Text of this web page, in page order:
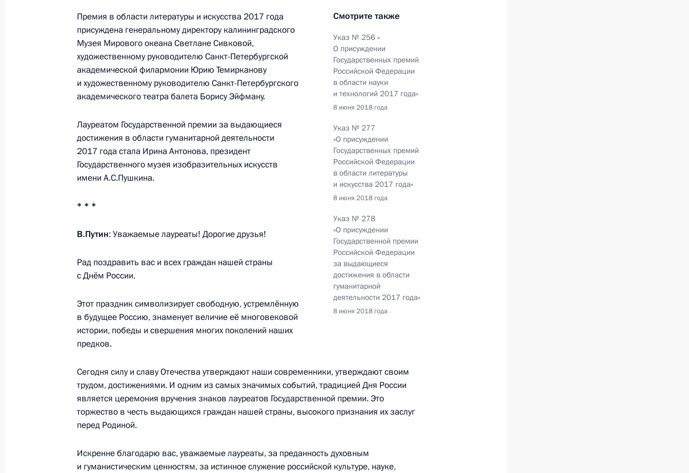
13 июля 2018 года, пятница
Заседание президиума Совета по межнациональным
отношениям
13 июля 2018 года, 17:00
Итоговое заседание рабочей группы по подготовке совместного
заседания Совета по развитию физкультуры и спорта
и наблюдательного совета оргкомитета «Россия-2018»
13 июля 2018 года, 15:30 Москва
5 июля 2018 года, четверг
Заседание рабочей группы по подготовке совместного заседания
Совета по развитию физической культуры и спорта
5 июля 2018 года, 18:00
26 июня 2018 года, вторник
Антон Вайно провёл заседание президиума Совета
26 июня 2018 года, 17:45 Москва
Заседание Комиссии по вопросам кадровой политики
в правоохранительных органах
26 июня 2018 года, 15:00
Смотрите также
Указ № 256 «
О присуждении
Государственных премий
Российской Федерации
в области науки
и технологий 2017 года»
8 июня 2018 года
Указ № 277
«О присуждении
Государственных премий
Российской Федерации
в области литературы
и искусства 2017 года»
8 июня 2018 года
Указ № 278
«О присуждении
Государственной премии
Российской Федерации
за выдающиеся
достижения в области
гуманитарной
деятельности 2017 года»
8 июня 2018 года
Премия в области литературы и искусства 2017 года
присуждена генеральному директору калининградского
Музея Мирового океана Светлане Сивковой,
художественному руководителю Санкт-Петербургской
академической филармонии Юрию Темирканову
и художественному руководителю Санкт-Петербургского
академического театра балета Борису Эйфману.
Лауреатом Государственной премии за выдающиеся
достижения в области гуманитарной деятельности
2017 года стала Ирина Антонова, президент
Государственного музея изобразительных искусств
имени А.С.Пушкина.
* * *
В.Путин: Уважаемые лауреаты! Дорогие друзья!
Рад поздравить вас и всех граждан нашей страны
с Днём России.
Этот праздник символизирует свободную, устремлённую
в будущее Россию, знаменует величие её многовековой
истории, победы и свершения многих поколений наших
предков.
Сегодня силу и славу Отечества утверждают наши современники, утверждают своим
трудом, достижениями. И одним из самых значимых событий, традицией Дня России
является церемония вручения знаков лауреатов Государственной премии. Это
торжество в честь выдающихся граждан нашей страны, высокого признания их заслуг
перед Родиной.
Искренне благодарю вас, уважаемые лауреаты, за преданность духовным
и гуманистическим ценностям, за истинное служение российской культуре, науке,